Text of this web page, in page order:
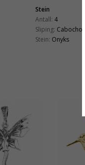
Stein
Antall: 4
Sliping:
Stein: Onyks